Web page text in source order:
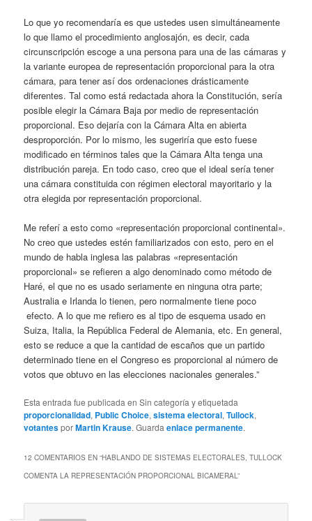
Lo que yo recomendaría es que ustedes usen simultáneamente
lo que llamo el procedimiento anglosajón, es decir, cada
circunscripción escoge a una persona para una de las cámaras y
la variante europea de representación proporcional para la otra
cámara, para tener así dos ordenaciones drásticamente
diferentes. Tal como está redactada ahora la Constitución, sería
posible elegir la Cámara Baja por medio de representación
proporcional. Eso dejaría con la Cámara Alta en abierta
desproporción. Por lo mismo, les sugeriría que esto fuese
modificado en términos tales que la Cámara Alta tenga una
distribución pareja. En todo caso, creo que el ideal sería tener
una cámara constituida con régimen electoral mayoritario y la
otra elegida por representación proporcional.
Me referí a esto como «representación proporcional continental».
No creo que ustedes estén familiarizados con esto, pero en el
mundo de habla inglesa las palabras «representación
proporcional» se refieren a algo denominado como método de
Haré, el que no es usado seriamente en ninguna otra parte;
Australia e Irlanda lo tienen, pero normalmente tiene poco
efecto. A lo que me refiero es al tipo de esquema usado en
Suiza, Italia, la República Federal de Alemania, etc. En general,
esto se reduce a que la cantidad de escaños que un partido
determinado tiene en el Congreso es proporcional al número de
votos que obtuvo en las elecciones nacionales generales.”
Esta entrada fue publicada en Sin categoría y etiquetada
proporcionalidad, Public Choice,sistema electoral,Tullock,
votantesporMartin Krause. Guardaenlace permanente.
12 COMENTARIOS EN “HABLANDO DE SISTEMAS ELECTORALES, TULLOCK
COMENTA LA REPRESENTACIÓN PROPORCIONAL BICAMERAL”